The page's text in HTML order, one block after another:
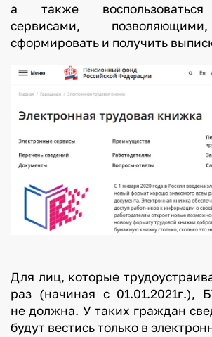
а также
сервисами,
сформировать и получить
Для лиц, которые
раз (начиная с 01.01.2021г.),
не должна. У таких граждан
будут вестись только в